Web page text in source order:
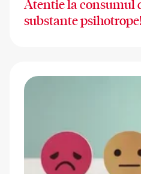
Atentie la consumul
substante